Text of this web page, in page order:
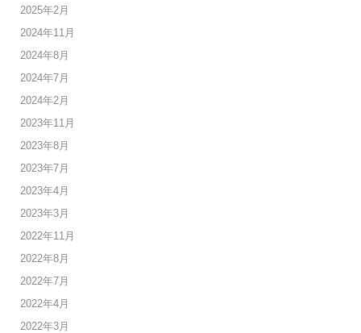
2025年2月
2024年11月
2024年8月
2024年7月
2024年2月
2023年11月
2023年8月
2023年7月
2023年4月
2023年3月
2022年11月
2022年8月
2022年7月
2022年4月
2022年3月